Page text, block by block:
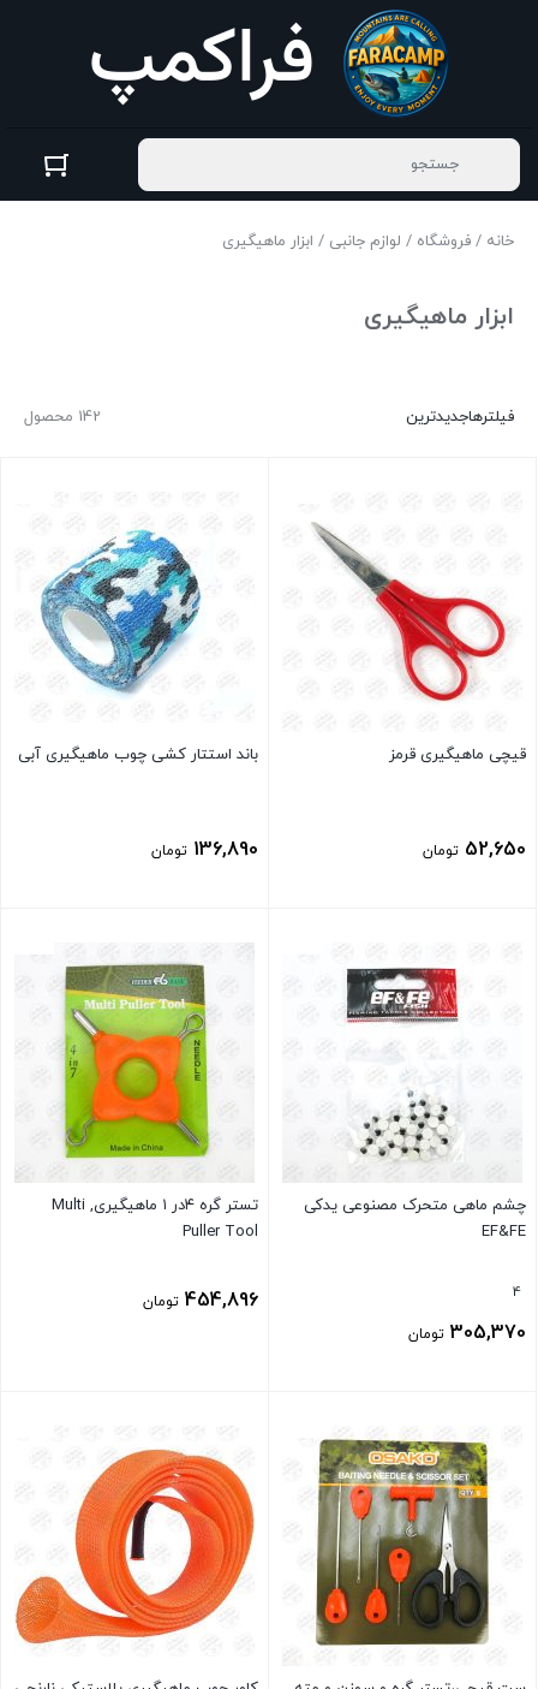
خانه / فروشگاه / لوازم جانبی / ابزار ماهیگیری
ابزار ماهیگیری
142 محصول فیلترهاجدیدترین
قیچی ماهیگیری قرمز
52,650 تومان
باند استتار کشی چوب ماهیگیری آبی
136,890 تومان
چشم ماهی متحرک مصنوعی یدکی
EF&FE
4
305,370 تومان
تستر گره ۴در ۱ ماهیگیری, Multi
Puller Tool
454,896 تومان